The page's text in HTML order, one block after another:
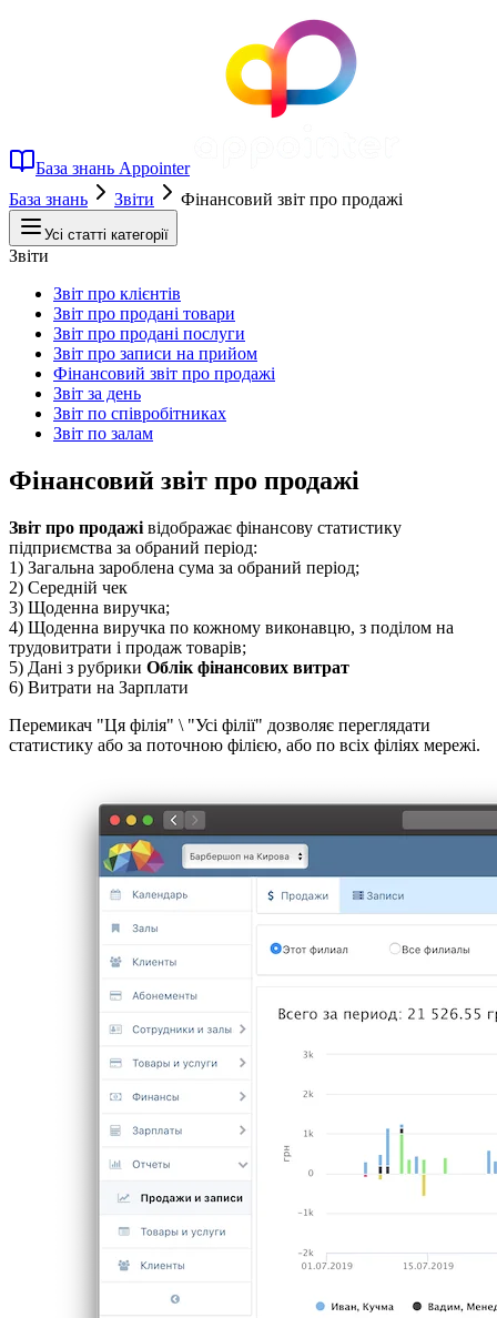
База знань Appointer
База знань
Звіти Фінансовий звіт про продажі
Усі статті категорії
Звіти
Звіт про клієнтів
Звіт про продані товари
Звіт про продані послуги
Звіт про записи на прийом
Фінансовий звіт про продажі
Звіт за день
Звіт по співробітниках
Звіт по залам
Фінансовий звіт про продажі
Звіт про продажі відображає фінансову статистику
підприємства за обраний період:
1) Загальна зароблена сума за обраний період;
2) Середній чек
3) Щоденна виручка;
4) Щоденна виручка по кожному виконавцю, з поділом на
трудовитрати і продаж товарів;
5) Дані з рубрики Облік фінансових витрат
6) Витрати на Зарплати
Перемикач "Ця філія" \ "Усі філії" дозволяє переглядати
статистику або за поточною філією, або по всіх філіях мережі.